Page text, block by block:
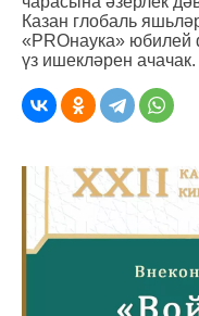
Казан глобаль
«PROнаука»
үз ишекләрен ачачак.